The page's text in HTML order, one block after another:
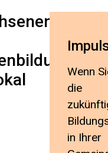
Wenn
die
in Ihrer